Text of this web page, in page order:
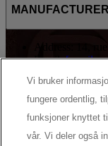
Email:[email
Mer å Utforske
Om oss
Vi bruker
fungere ordentlig,
funksjoner knyttet
vår. Vi deler også